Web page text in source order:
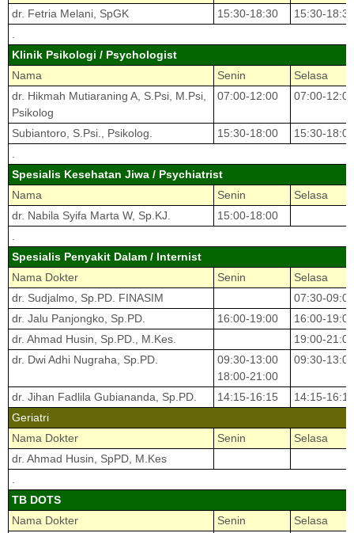
dr. Fetria Melani, SpGK
15:30-18:30
15:30-18:30
Klinik Psikologi / Psychologist
Nama
Senin
Selasa
dr. Hikmah Mutiaraning A, S.Psi, M.Psi,
Psikolog
07:00-12:00 07:00-12:00
Subiantoro, S.Psi., Psikolog. 15:30-18:00
15:30-18:00
Spesialis Kesehatan Jiwa / Psychiatrist
Nama
Senin
Selasa
dr. Nabila Syifa Marta W, Sp.KJ.
15:00-18:00
Spesialis Penyakit Dalam / Internist
Nama Dokter
Senin
Selasa
dr. Sudjalmo, Sp.PD. FINASIM
07:30-09:00
dr. Jalu Panjongko, Sp.PD.
16:00-19:00
16:00-19:00
dr. Ahmad Husin, Sp.PD., M.Kes.
19:00-21:00
dr. Dwi Adhi Nugraha, Sp.PD.
09:30-13:00
18:00-21:00
09:30-13:00
dr. Jihan Fadlila Gubiananda, Sp.PD. 14:15-16:15
14:15-16:15
Geriatri
Nama Dokter
Senin
Selasa
dr. Ahmad Husin, SpPD, M.Kes
TB DOTS
Nama Dokter
Senin
Selasa